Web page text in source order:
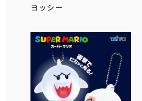
ヨッシー